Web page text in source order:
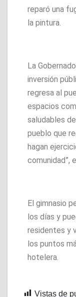
reparó una
la pintura.
La
inversión
regresa al
espacios
saludables
pueblo que
hagan
comunidad”,
El gimnasio
los días y
residentes y
los puntos
hotelera.
Vistas de